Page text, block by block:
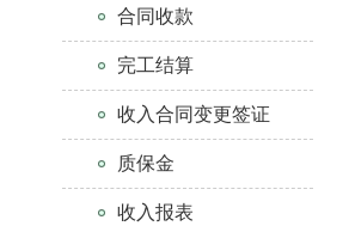
合同收款
完工结算
收入合同变更签证
质保金
收入报表